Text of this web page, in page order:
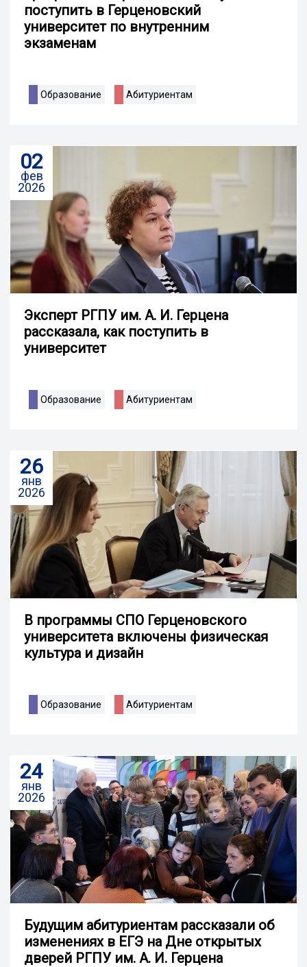
поступить в Герценовский
университет по внутренним
экзаменам
Образование Абитуриентам
02
фев
2026
Эксперт РГПУ им. А. И. Герцена
рассказала, как поступить в
университет
Образование Абитуриентам
26
янв
2026
В программы СПО Герценовского
университета включены физическая
культура и дизайн
Образование Абитуриентам
24
янв
2026
Будущим абитуриентам рассказали об
изменениях в ЕГЭ на Дне открытых
дверей РГПУ им. А. И. Герцена